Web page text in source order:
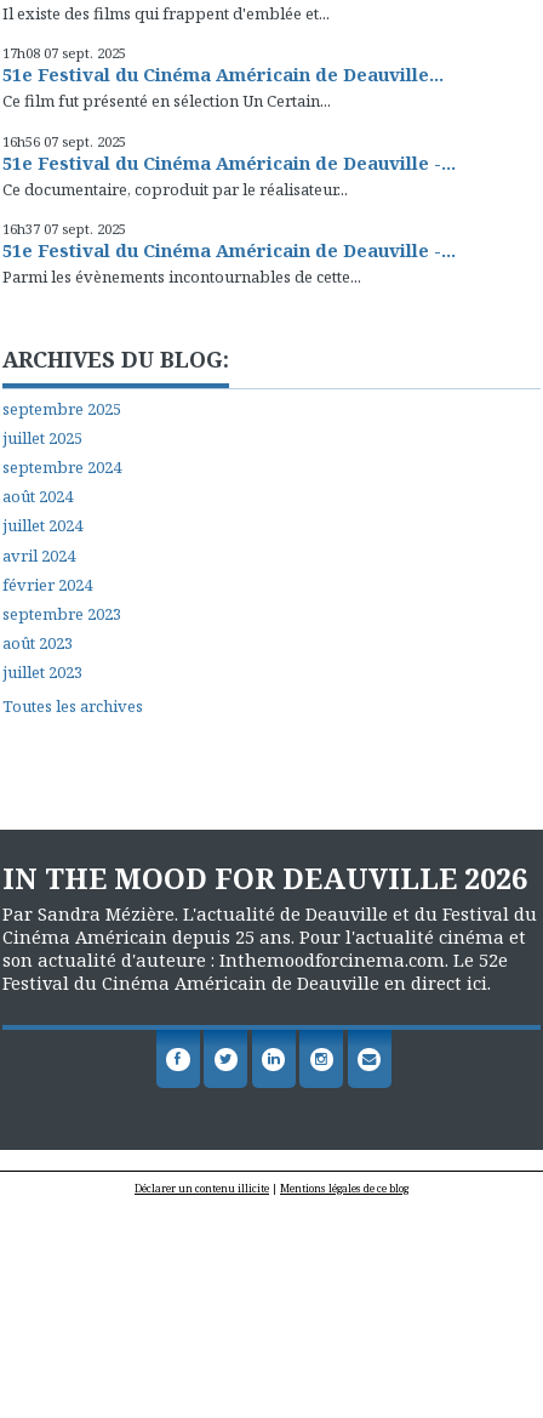
Il existe des films qui frappent d'emblée et...
17h08 07 sept. 2025
51e Festival du Cinéma Américain de Deauville...
Ce film fut présenté en sélection Un Certain...
16h56 07 sept. 2025
51e Festival du Cinéma Américain de Deauville -...
Ce documentaire, coproduit par le réalisateur...
16h37 07 sept. 2025
51e Festival du Cinéma Américain de Deauville -...
Parmi les évènements incontournables de cette...
ARCHIVES DU BLOG:
septembre 2025
juillet 2025
septembre 2024
août 2024
juillet 2024
avril 2024
février 2024
septembre 2023
août 2023
juillet 2023
Toutes les archives
IN THE MOOD FOR DEAUVILLE 2026
Par Sandra Mézière. L'actualité de Deauville et du Festival du
Cinéma Américain depuis 25 ans. Pour l'actualité cinéma et
son actualité d'auteure : Inthemoodforcinema.com. Le 52e
Festival du Cinéma Américain de Deauville en direct ici.
Déclarer un contenu illicite | Mentions légales de ce blog